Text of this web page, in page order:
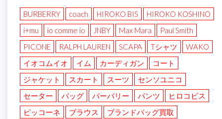
BURBERRY coach HIROKO BIS
HIROKO KOSHINO
i+mu
io comme io JNBY Max Mara
Paul Smith
PICONE
RALPH LAUREN SCAPA Tシャツ
WAKO
イオコムイオ
イム カーディガン
コート
ジャケット
スカート スーツ
センソユニコ
セーター
バッグ バーバリー パンツ
ヒロコビス
ピッコーネ
ブラウス
ブランドバッグ買取